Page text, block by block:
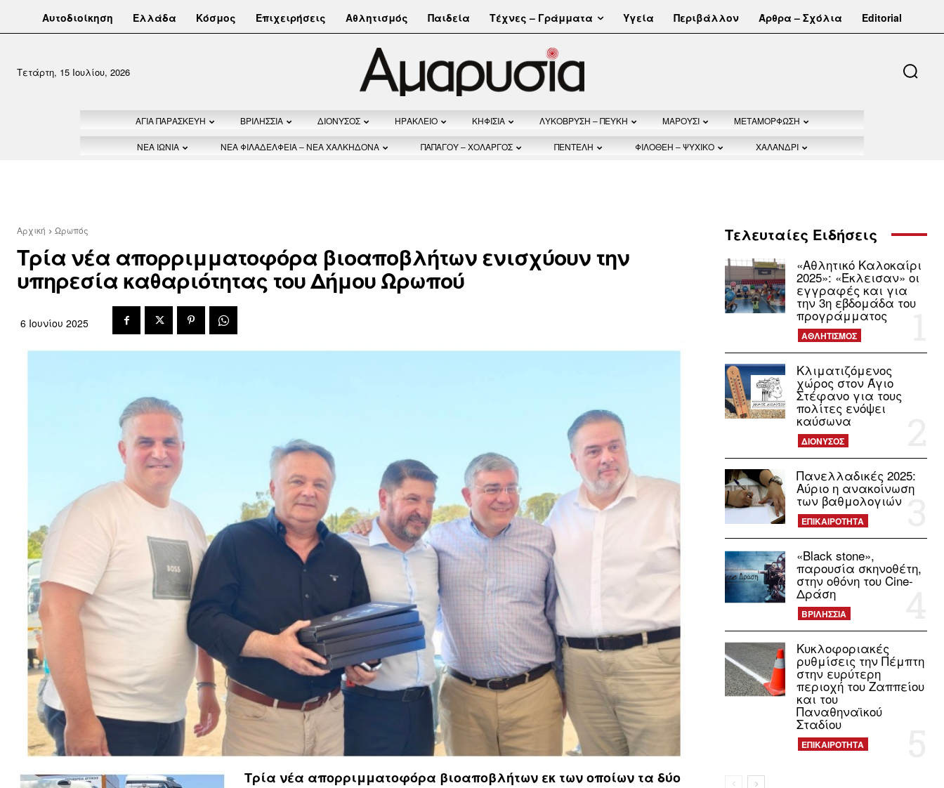
Αυτοδιοίκηση Ελλάδα Κόσμος Επιχειρήσεις Αθλητισμός Παιδεία Τέχνες – Γράμματα Υγεία Περιβάλλον Άρθρα – Σχόλια Editorial
Τετάρτη, 15 Ιουλίου, 2026
ΑΓΙΑ ΠΑΡΑΣΚΕΥΗ ΒΡΙΛΗΣΣΙΑ ΔΙΟΝΥΣΟΣ ΗΡΑΚΛΕΙΟ ΚΗΦΙΣΙΑ ΛΥΚΟΒΡΥΣΗ – ΠΕΥΚΗ ΜΑΡΟΥΣΙ ΜΕΤΑΜΟΡΦΩΣΗ
ΝΕΑ ΙΩΝΙΑ ΝΕΑ ΦΙΛΑΔΕΛΦΕΙΑ – ΝΕΑ ΧΑΛΚΗΔΟΝΑ ΠΑΠΑΓΟΥ – ΧΟΛΑΡΓΟΣ ΠΕΝΤΕΛΗ ΦΙΛΟΘΕΗ – ΨΥΧΙΚΟ ΧΑΛΑΝΔΡΙ
Αρχική Ωρωπός
Τρία νέα απορριμματοφόρα βιοαποβλήτων ενισχύουν την
υπηρεσία καθαριότητας του Δήμου Ωρωπού
6 Ιουνίου 2025
Τρία νέα απορριμματοφόρα βιοαποβλήτων εκ των οποίων τα δύο
Τελευταίες Ειδήσεις
«Αθλητικό Καλοκαίρι
2025»: «Έκλεισαν» οι
εγγραφές και για
την 3η εβδομάδα του
προγράμματος
ΑΘΛΗΤΙΣΜΟΣ
Κλιματιζόμενος
χώρος στον Άγιο
Στέφανο για τους
πολίτες ενόψει
καύσωνα
ΔΙΟΝΥΣΟΣ
Πανελλαδικές 2025:
Αύριο η ανακοίνωση
των βαθμολογιών
ΕΠΙΚΑΙΡΟΤΗΤΑ
«Black stone»,
παρουσία σκηνοθέτη,
στην οθόνη του Cine-
Δράση
ΒΡΙΛΗΣΣΙΑ
Κυκλοφοριακές
ρυθμίσεις την Πέμπτη
στην ευρύτερη
περιοχή του Ζαππείου
και του
Παναθηναϊκού
Σταδίου
ΕΠΙΚΑΙΡΟΤΗΤΑ